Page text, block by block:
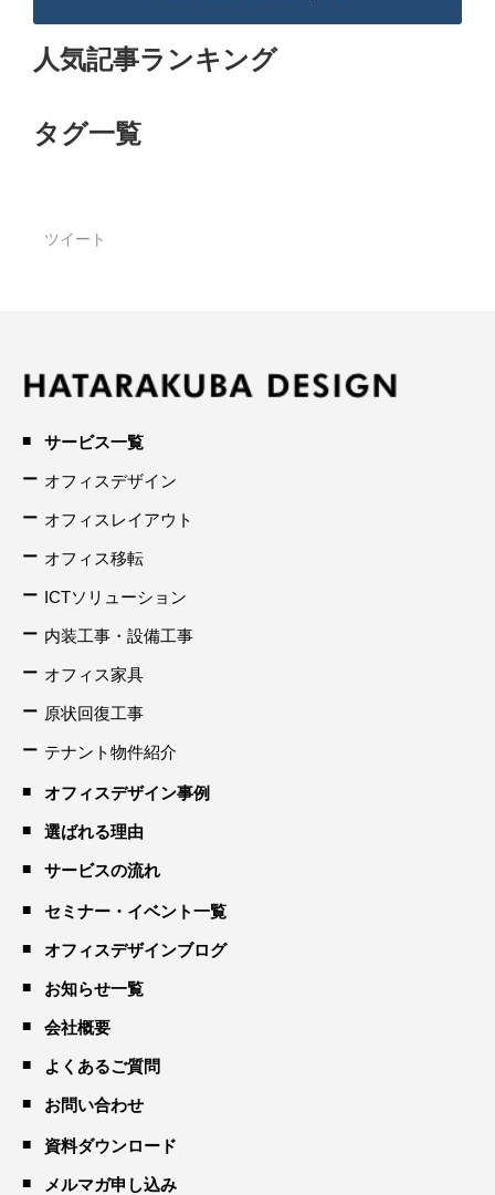
人気記事ランキング
タグ一覧
ツイート
サービス一覧
オフィスデザイン
オフィスレイアウト
オフィス移転
ICTソリューション
内装工事・設備工事
オフィス家具
原状回復工事
テナント物件紹介
オフィスデザイン事例
選ばれる理由
サービスの流れ
セミナー・イベント一覧
オフィスデザインブログ
お知らせ一覧
会社概要
よくあるご質問
お問い合わせ
資料ダウンロード
メルマガ申し込み